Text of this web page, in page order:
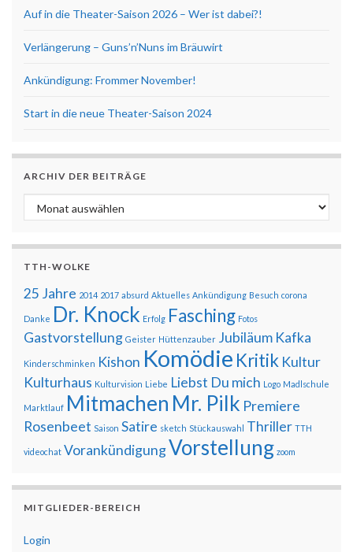
Auf in die Theater-Saison 2026 – Wer ist dabei?!
Verlängerung – Guns’n’Nuns im Bräuwirt
Ankündigung: Frommer November!
Start in die neue Theater-Saison 2024
ARCHIV DER BEITRÄGE
Archiv der Beiträge
TTH-WOLKE
25 Jahre 2014 2017 absurd Aktuelles Ankündigung Besuch corona
Danke Dr. Knock Erfolg Fasching Fotos
Gastvorstellung Geister Hüttenzauber Jubiläum Kafka
Kinderschminken Kishon Komödie Kritik Kultur
Kulturhaus Kulturvision Liebe Liebst Du mich Logo Madlschule
Marktlauf Mitmachen Mr. Pilk Premiere
Rosenbeet Saison Satire sketch Stückauswahl Thriller TTH
videochat VorankündigungVorstellung zoom
MITGLIEDER-BEREICH
Login